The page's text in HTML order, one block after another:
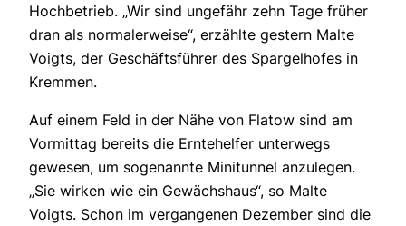
Hochbetrieb. „Wir sind ungefähr zehn Tage früher
dran als normalerweise“, erzählte gestern Malte
Voigts, der Geschäftsführer des Spargelhofes in
Kremmen.
Auf einem Feld in der Nähe von Flatow sind am
Vormittag bereits die Erntehelfer unterwegs
gewesen, um sogenannte Minitunnel anzulegen.
„Sie wirken wie ein Gewächshaus“, so Malte
Voigts. Schon im vergangenen Dezember sind die